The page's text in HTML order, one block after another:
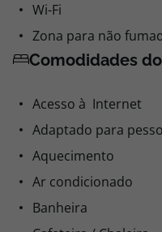
Wi-Fi
Zona para não
Comodidades
Acesso à Internet
Adaptado para
Aquecimento
Ar condicionado
Banheira